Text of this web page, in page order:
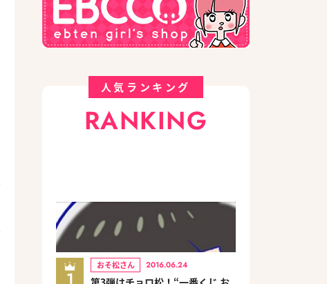
人気ランキング
RANKING
1
おそ松さん 2016.06.24